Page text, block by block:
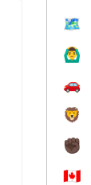
🗺
🙆‍♂️
🚗
🦁
✊🏿
🇨🇦